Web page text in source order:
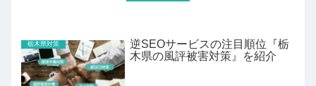
栃木県対策
逆SEOサービスの注目順位『栃
木県の風評被害対策』を紹介